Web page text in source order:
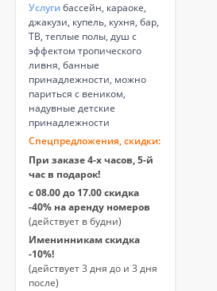
Услуги бассейн, караоке,
джакузи, купель, кухня, бар,
ТВ, теплые полы, душ с
эффектом тропического
ливня, банные
принадлежности, можно
париться с веником,
надувные детские
принадлежности
Спецпредложения, скидки:
При заказе 4-х часов, 5-й
час в подарок!
с 08.00 до 17.00 скидка
-40% на аренду номеров
(действует в будни)
Именинникам скидка
-10%!
(действует 3 дня до и 3 дня
после)